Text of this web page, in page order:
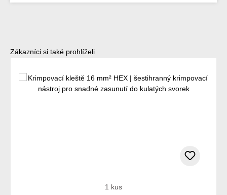
Přeskočit galerii produktů
Zákazníci si také prohlíželi
1 kus